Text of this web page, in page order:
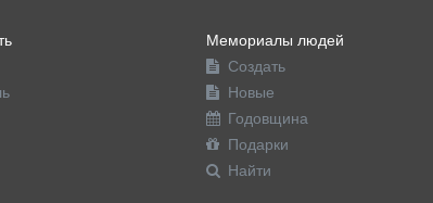
Мемориалы людей
Создать
Новые
Годовщина
Подарки
Найти